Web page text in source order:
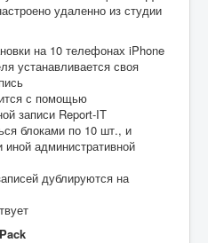
удаленно из студии
на 10 телефонах iPhone
устанавливается своя
с помощью
записи Report-IT
блоками по 10 шт., и
административной
дублируются на